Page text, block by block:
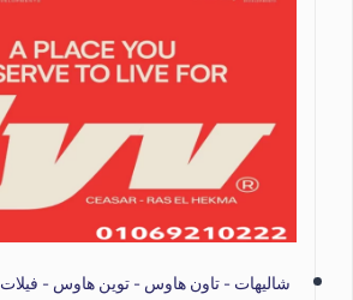
شاليهات - تاون هاوس - توين هاوس - فيلات